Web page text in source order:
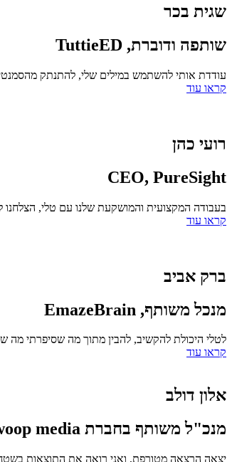
שגית בכר
שותפה ודוברת, TuttieED
עודדת אותי להשתמש במילים שלי, להתנתק
קראו עוד
רועי כהן
CEO, PureSight
בעבודה המקצועית והמושקעת שלנו עם טלי, הצלחנו
קראו עוד
ברק אביב
מנכל משותף, EmazeBrain
לטלי היכולת להקשיב, להבין מתוך מה שסיפרתי
קראו עוד
אלון דולב
מנכ"ל משותף בחברת woop media, המפתחת תוכן טלוויזיוני ואינטרנטי, כזרוע המסחרית של אולפני הרצליה.
יצאה הרצאה מטורפת, ואני רואה את התוצאות